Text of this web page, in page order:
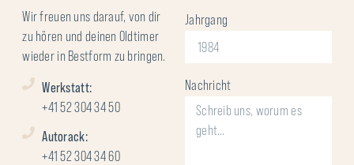
Wir freuen uns darauf, von dir
zu hören und deinen Oldtimer
wieder in Bestform zu bringen.
Werkstatt:
+41 52 304 34 50
Autorack:
+41 52 304 34 60
Jahrgang
Nachricht